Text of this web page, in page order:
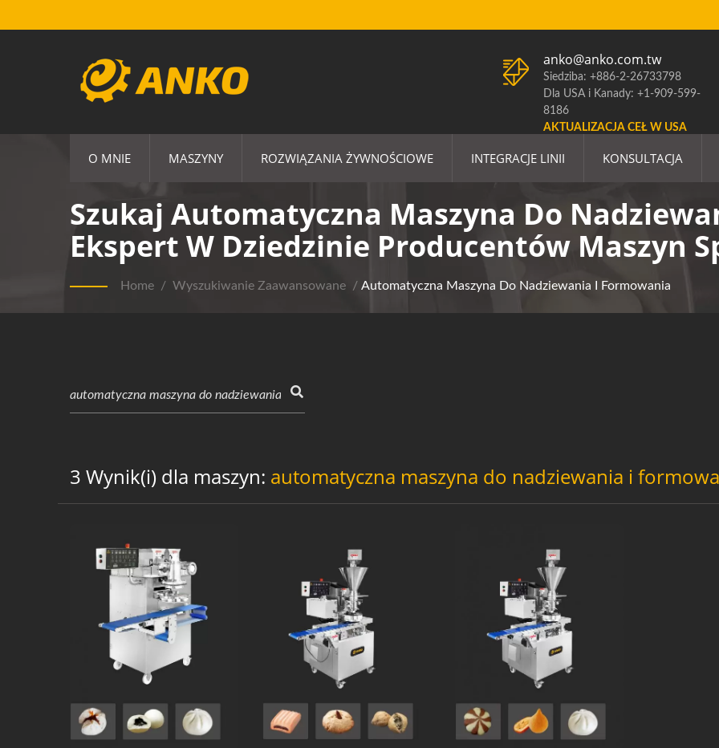
anko@anko.com.tw
Siedziba: +886-2-26733798
Dla USA i Kanady: +1-909-599-
8186
AKTUALIZACJA CEŁ W USA
O MNIE MASZYNY ROZWIĄZANIA ŻYWNOŚCIOWE INTEGRACJE LINII KONSULTACJA
Szukaj Automatyczna Maszyna Do
Ekspert W Dziedzinie Producentów Maszyn
Home / Wyszukiwanie Zaawansowane / Automatyczna Maszyna Do Nadziewania I Formowania
3 Wynik(i) dla maszyn: automatyczna maszyna do nadziewania i